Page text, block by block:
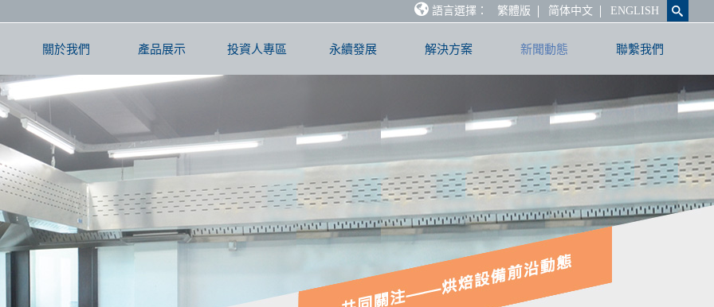
語言選擇： 繁體版 简体中文 ENGLISH
關於我們 產品展示 投資人專區 永續發展 解決方案 新聞動態 聯繫我們